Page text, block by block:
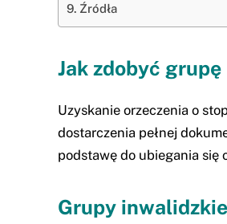
Źródła
Jak zdobyć
Uzyskanie orzeczenia o
dostarczenia pełnej
podstawę do ubiegania się
Grupy